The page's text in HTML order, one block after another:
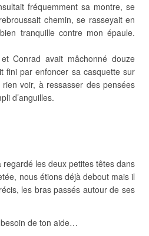
fréquemment sa montre, se
chemin, se rasseyait en
tranquille contre mon épaule.
Conrad avait mâchonné douze
fini par enfoncer sa casquette sur
voir, à ressasser des pensées
d’anguilles.
les deux petites têtes dans
nous étions déjà debout mais il
les bras passés autour de ses
de ton aide…